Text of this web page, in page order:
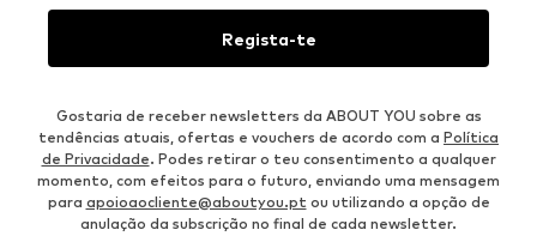
Regista-te
Gostaria de receber newsletters da ABOUT YOU sobre as
tendências atuais, ofertas e vouchers de acordo com a Política
de Privacidade. Podes retirar o teu consentimento a qualquer
momento, com efeitos para o futuro, enviando uma mensagem
para apoioaocliente@aboutyou.ptou utilizando a opção de
anulação da subscrição no final de cada newsletter.